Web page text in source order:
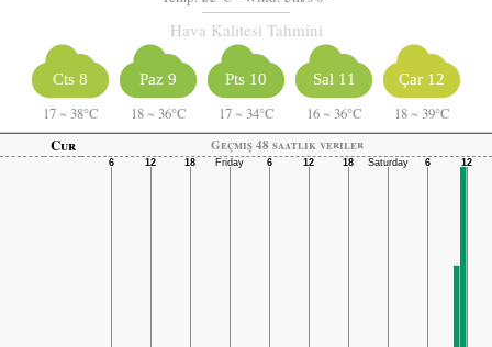
Hava Kalitesi Tahmini
Cts 8
17 ~ 38°C
Paz 9
18 ~ 36°C
Pts 10
17 ~ 34°C
Sal 11
16 ~ 36°C
Çar 12
18 ~ 39°C
Cur
Geçmiş 48 saatlik veriler